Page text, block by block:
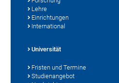
Lehre
Einrichtungen
International
Universität
Fristen und Termine
Studienangebot